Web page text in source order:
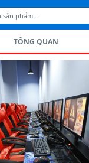
TỔNG QUAN